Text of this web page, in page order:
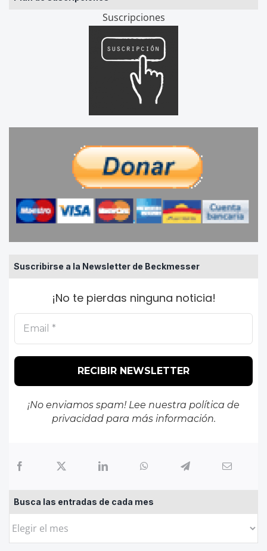
Suscripciones
Suscribirse a la Newsletter de Beckmesser
¡No te pierdas ninguna noticia!
¡No enviamos spam! Lee nuestra política de
privacidadpara más información.
Busca las entradas de cada mes
Busca